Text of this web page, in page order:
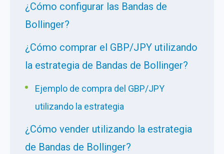
¿Cómo configurar las Bandas de
Bollinger?
¿Cómo comprar el GBP/JPY utilizando
la estrategia de Bandas de Bollinger?
Ejemplo de compra del GBP/JPY
utilizando la estrategia
¿Cómo vender utilizando la estrategia
de Bandas de Bollinger?